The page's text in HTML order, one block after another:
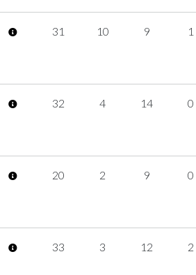
31 10 9 1
32 4 14 0
20 2 9 0
33 3 12 2